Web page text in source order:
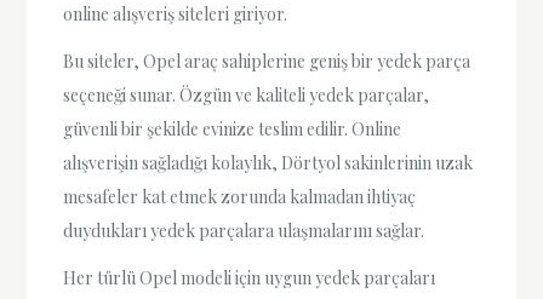
online alışveriş siteleri giriyor.
Bu siteler, Opel araç sahiplerine geniş bir yedek parça
seçeneği sunar. Özgün ve kaliteli yedek parçalar,
güvenli bir şekilde evinize teslim edilir. Online
alışverişin sağladığı kolaylık, Dörtyol sakinlerinin uzak
mesafeler kat etmek zorunda kalmadan ihtiyaç
duydukları yedek parçalara ulaşmalarını sağlar.
Her türlü Opel modeli için uygun yedek parçaları